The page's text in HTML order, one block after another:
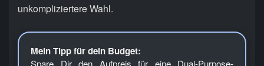
unkompliziertere Wahl.
Mein Tipp für dein Budget:
Spare Dir den Aufpreis für eine Dual-Purpose-